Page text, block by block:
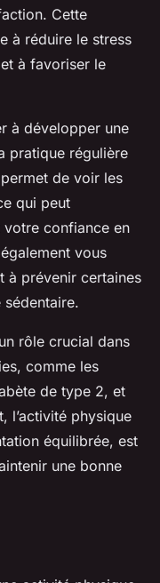
Cette
à réduire le stress
et à favoriser le
à développer une
pratique régulière
de voir les
qui peut
confiance en
vous
à prévenir certaines
rôle crucial dans
comme les
de type 2, et
l’activité physique
équilibrée, est
une bonne